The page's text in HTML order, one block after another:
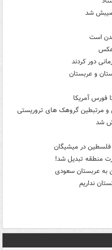
شد
است
دور کردند
و عربستان
فورس آمریکا
فلسطین در میشیگان
منطقه تبدیل شد!
به عربستان سعودی
نداریم